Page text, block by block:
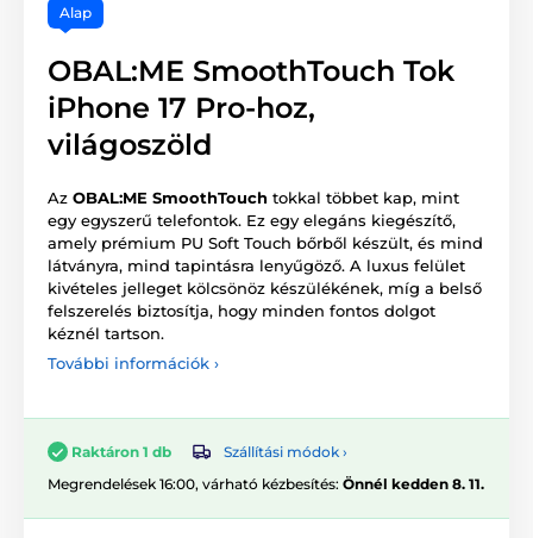
Alap
OBAL:ME SmoothTouch Tok
iPhone 17 Pro-hoz,
világoszöld
Az OBAL:ME SmoothTouch tokkal többet kap, mint
egy egyszerű telefontok. Ez egy elegáns kiegészítő,
amely prémium PU Soft Touch bőrből készült, és mind
látványra, mind tapintásra lenyűgöző. A luxus felület
kivételes jelleget kölcsönöz készülékének, míg a belső
felszerelés biztosítja, hogy minden fontos dolgot
kéznél tartson.
További információk ›
Raktáron 1 db
Szállítási módok ›
Megrendelések 16:00, várható kézbesítés: Önnél kedden 8. 11.